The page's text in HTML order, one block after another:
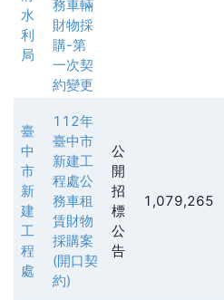
水
利
局
務車輛
財物採
購-第
一次契
約變更
臺
中
市
新
建
工
程
處
112年
臺中市
新建工
程處公
務車租
賃財物
採購案
(開口契
約)
公
開
招
標
公
告
1,079,265